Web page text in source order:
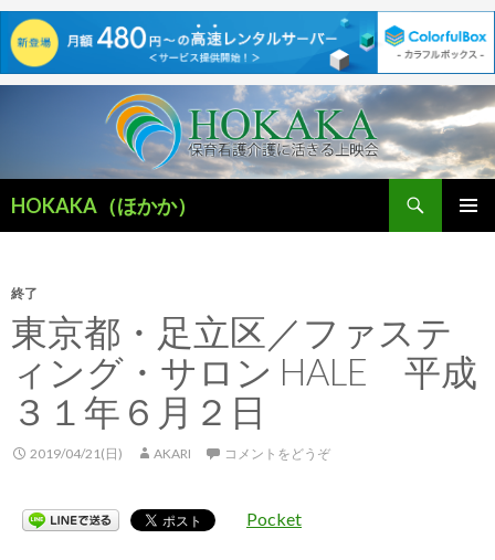
HOKAKA（ほかか）
索
ン
ツ
へ
終了
東京都・足立区／ファステ
ィング・サロン HALE 平成
３１年６月２日
2019/04/21(日) AKARI コメントをどうぞ
Pocket